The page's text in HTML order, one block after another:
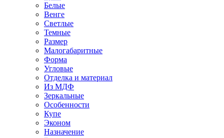
Белые
Венге
Светлые
Темные
Размер
Малогабаритные
Форма
Угловые
Отделка и материал
Из МДФ
Зеркальные
Особенности
Купе
Эконом
Назначение